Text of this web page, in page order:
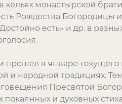
кельях монастырской
Рождества
есть» и др. в
прошел в январе
и народной традициях.
Пресвятой
и духовных